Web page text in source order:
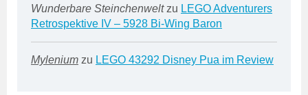
Wunderbare Steinchenweltzu LEGO Adventurers
Retrospektive IV – 5928 Bi-Wing Baron
Mylenium zu LEGO 43292 Disney Pua im Review